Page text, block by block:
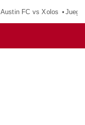
Austin FC vs Xolos